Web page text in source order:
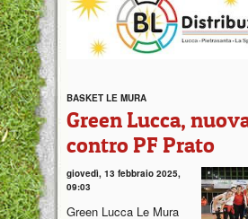
BASKET LE MURA
Green Lucca,
contro PF Prato
giovedì, 13 febbraio 2025,
09:03
Green Lucca Le Mura